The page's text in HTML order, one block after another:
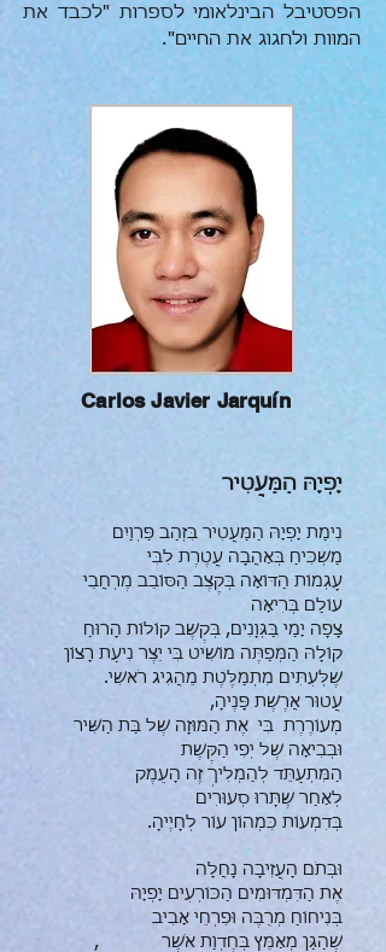
הפסטיבל הבינלאומי לספרות "לכבד את
המוות ולחגוג את החיים".
Carlos Javier Jarquín
יָפְיָהּ הַמַּעֲטִיר
נִימַת יָפְיָהּ הַמַּעֲטִיר בִּזְהַב פַּרְוַיִם
מַשְׁכִּיחַ בְּאַהֲבָה עֲטֶרֶת לִבִּי
עָגְמוֹת הַדּוֹאָה בְּקֶצֶב הַסּוֹבֵב מֶרְחֲבֵי
עוֹלַם בְּרִיאָה
צָפָה יָמַי בַּגְּוָנִים, בְּקֶשֶׁב קוֹלוֹת הָרוּחַ
קוֹלָהּ הַמְּפַתֶּה מוֹשִׁיט בִּי יֵצֶר נִיעַת רָצוֹן
שֶׁלְּעִתִּים מִתְמַלֶּטֶת מֵהֲגִיג רֹאשִׁי.
עֲטוּר אֲרֶשֶׁת פָּנֶיהָ,
מְעוֹרֶרֶת בִּי אֶת הַמּוּזָה שֶׁל בַּת הַשִּׁיר
וּבְבִיאָה שֶׁל יְפִי הַקֶּשֶׁת
הַמִּתְעַתֵּד לְהַמְלִיךְ זֶה הָעֵמֶק
לְאַחַר שֶׁתָּרוּ סְעוּרִים
בְּדִמְעוֹת כִּמְהוֹן עוֹר לְחָיֶיהָ.
וּבְתֹם הָעֲזִיבָה נָחֲלָה
אֶת הַדִּמְדּוּמִים הַכּוֹרְעִים יָפְיָהּ
בְּנִיחוֹחַ מְרֻבֶּה וּפִרְחֵי אָבִיב
שֶׁהַגַּן מְאַמֵּץ בְּחֶדְוַת אֹשֶׁר ,